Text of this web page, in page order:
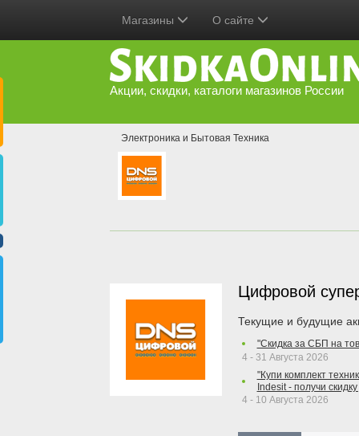
Магазины О сайте
Акции, скидки, каталоги магазинов России
Электроника и Бытовая Техника
Цифровой
Текущие и будущие
"Скидка за СБП на
4 - 31 Августа 2026
"Купи комплект
Indesit - получи
4 - 10 Августа 2026